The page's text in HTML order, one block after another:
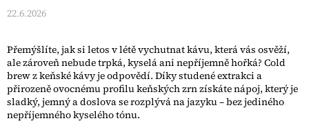
22.6.2026
Přemýšlíte, jak si letos v létě vychutnat kávu, která vás osvěží,
ale zároveň nebude trpká, kyselá ani nepříjemně hořká? Cold
brew z keňské kávy je odpovědí. Díky studené extrakci a
přirozeně ovocnému profilu keňských zrn získáte nápoj, který je
sladký, jemný a doslova se rozplývá na jazyku – bez jediného
nepříjemného kyselého tónu.